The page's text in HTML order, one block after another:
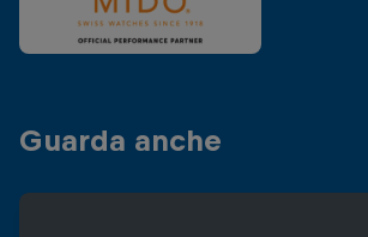
Guarda anche